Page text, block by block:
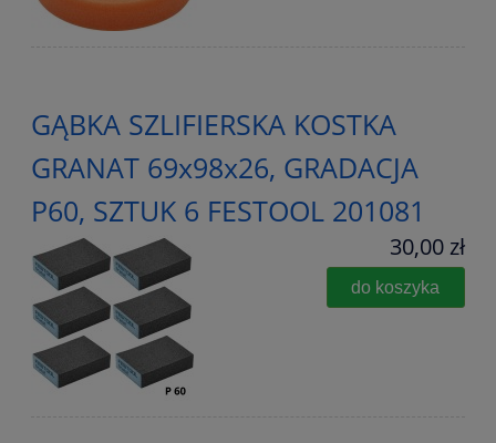
GĄBKA SZLIFIERSKA KOSTKA
GRANAT 69x98x26, GRADACJA
P60, SZTUK 6 FESTOOL 201081
30,00 zł
do koszyka